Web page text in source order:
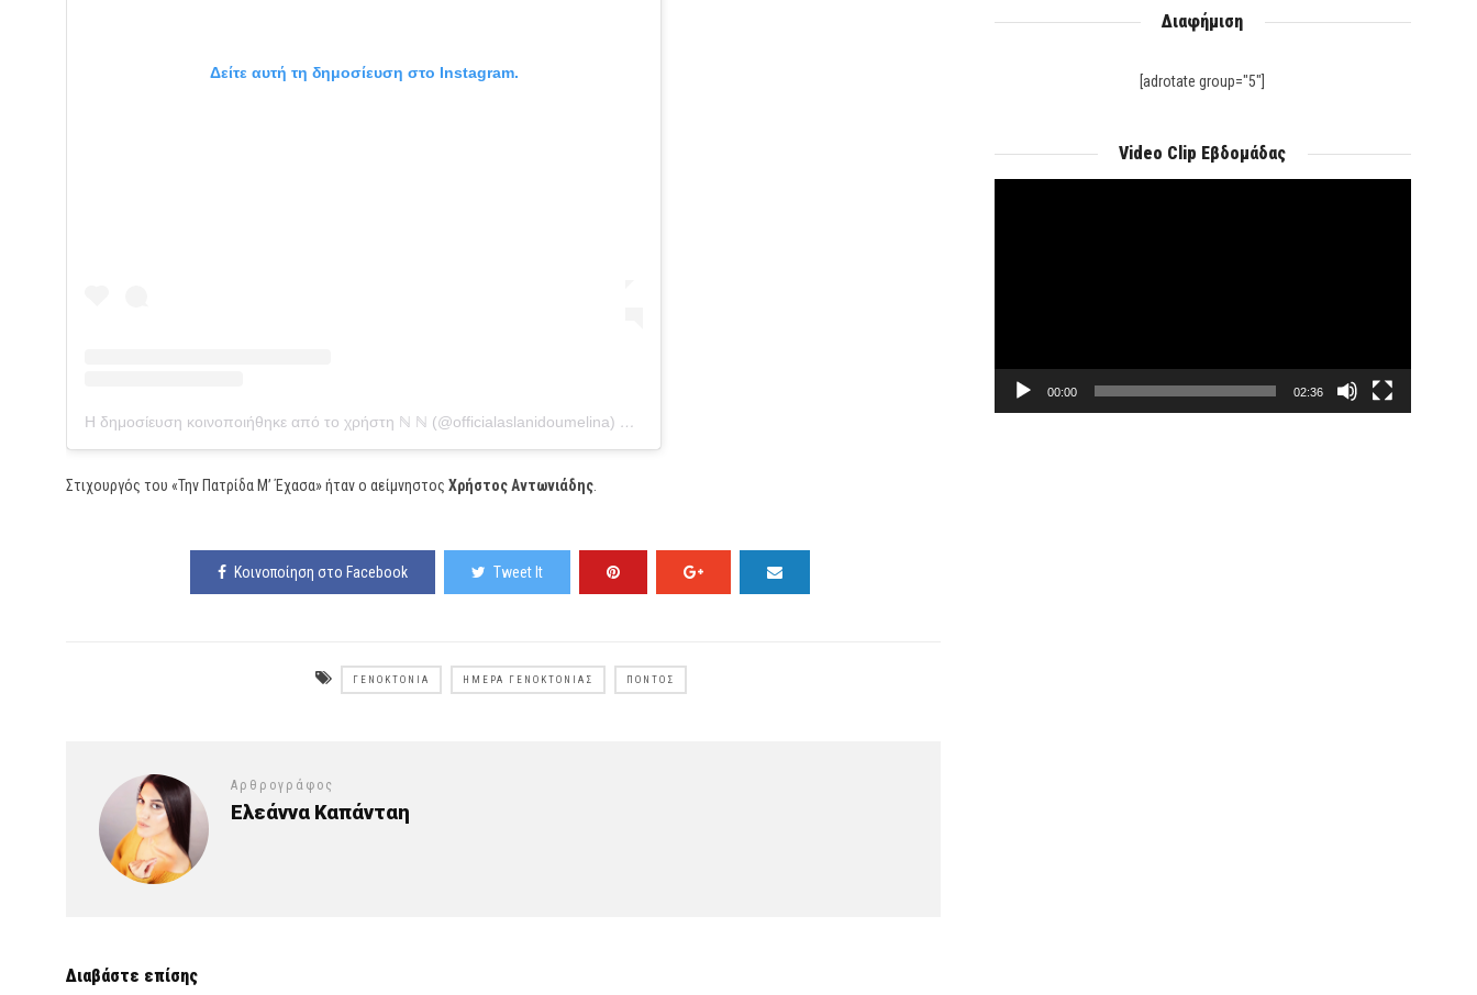
Δείτε αυτή τη δημοσίευση στο Instagram.
Η δημοσίευση κοινοποιήθηκε από το χρήστη ℕ ℕ (@officialaslanidoumelina)
Στιχουργός του «Την Πατρίδα Μ’ Έχασα» ήταν ο αείμνηστος Χρήστος Αντωνιάδης
Κοινοποίηση στο Facebook Tweet It
ΓΕΝΟΚΤΟΝΊΑ ΗΜΈΡΑ ΓΕΝΟΚΤΟΝΊΑΣ ΠΌΝΤΟΣ
Αρθρογράφος
Ελεάννα Καπάνταη
Διαβάστε επίσης
Διαφήμιση
[adrotate group="5"]
Video Clip Εβδομάδας
00:00 02:36